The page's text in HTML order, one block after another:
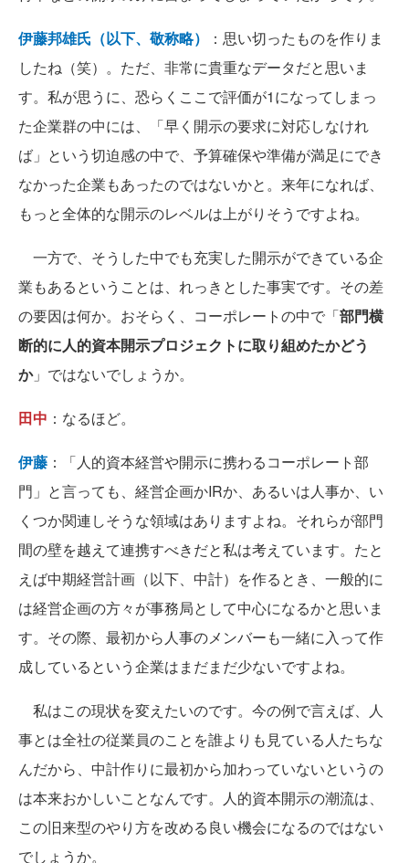
伊藤邦雄氏（以下、敬称略）
：思い切ったものを作りま
したね（笑）。ただ、非常に貴重なデータだと思いま
す。私が思うに、恐らくここで評価が1になってしまっ
た企業群の中には、「早く開示の要求に対応しなけれ
ば」という切迫感の中で、予算確保や準備が満足にでき
なかった企業もあったのではないかと。来年になれば、
もっと全体的な開示のレベルは上がりそうですよね。
一方で、そうした中でも充実した開示ができている企
業もあるということは、れっきとした事実です。その差
の要因は何か。おそらく、コーポレートの中で「部門横
断的に人的資本開示プロジェクトに取り組めたかどう
か」ではないでしょうか。
田中 ：なるほど。
伊藤 ：「人的資本経営や開示に携わるコーポレート部
門」と言っても、経営企画かIRか、あるいは人事か、い
くつか関連しそうな領域はありますよね。それらが部門
間の壁を越えて連携すべきだと私は考えています。たと
えば中期経営計画（以下、中計）を作るとき、一般的に
は経営企画の方々が事務局として中心になるかと思いま
す。その際、最初から人事のメンバーも一緒に入って作
成しているという企業はまだまだ少ないですよね。
私はこの現状を変えたいのです。今の例で言えば、人
事とは全社の従業員のことを誰よりも見ている人たちな
んだから、中計作りに最初から加わっていないというの
は本来おかしいことなんです。人的資本開示の潮流は、
この旧来型のやり方を改める良い機会になるのではない
でしょうか。